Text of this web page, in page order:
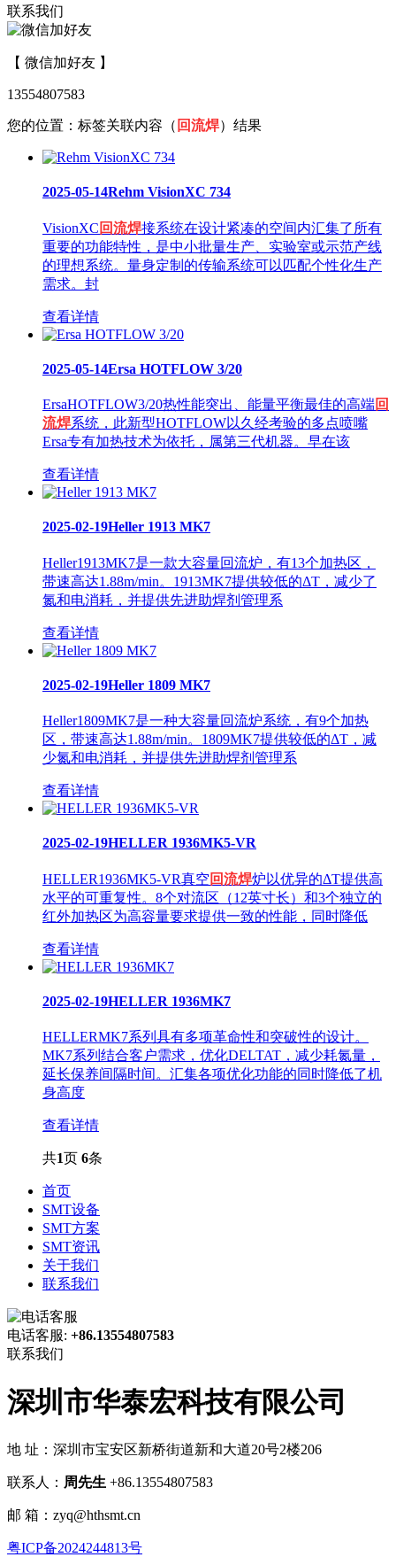
联系我们
【 微信加好友 】
13554807583
您的位置： 标签关联内容（ 回流焊）结果
2025-05-14Rehm VisionXC 734
VisionXC 回流焊接系统在设计紧凑的空间内汇集了所有
重要的功能特性，是中小批量生产、实验室或示范产线
的理想系统。量身定制的传输系统可以匹配个性化生产
需求。封
查看详情
2025-05-14Ersa HOTFLOW 3/20
ErsaHOTFLOW3/20热性能突出、能量平衡最佳的高端回
流焊系统，此新型HOTFLOW以久经考验的多点喷嘴
Ersa专有加热技术为依托，属第三代机器。早在该
查看详情
2025-02-19Heller 1913 MK7
Heller1913MK7是一款大容量回流炉，有13个加热区，
带速高达1.88m/min。1913MK7提供较低的ΔT，减少了
氮和电消耗，并提供先进助焊剂管理系
查看详情
2025-02-19Heller 1809 MK7
Heller1809MK7是一种大容量回流炉系统，有9个加热
区，带速高达1.88m/min。1809MK7提供较低的ΔT，减
少氮和电消耗，并提供先进助焊剂管理系
查看详情
2025-02-19HELLER 1936MK5-VR
HELLER1936MK5-VR真空 回流焊炉以优异的ΔT提供高
水平的可重复性。8个对流区（12英寸长）和3个独立的
红外加热区为高容量要求提供一致的性能，同时降低
查看详情
2025-02-19HELLER 1936MK7
HELLERMK7系列具有多项革命性和突破性的设计。
MK7系列结合客户需求，优化DELTAT，减少耗氮量，
延长保养间隔时间。汇集各项优化功能的同时降低了机
身高度
查看详情
共1页 6条
首页
SMT设备
SMT方案
SMT资讯
关于我们
联系我们
电话客服: +86.13554807583
联系我们
深圳市华泰宏科技有限公司
地 址：深圳市宝安区新桥街道新和大道20号2楼206
联系人： 周先生 +86.13554807583
邮 箱：zyq@hthsmt.cn
粤ICP备2024244813号